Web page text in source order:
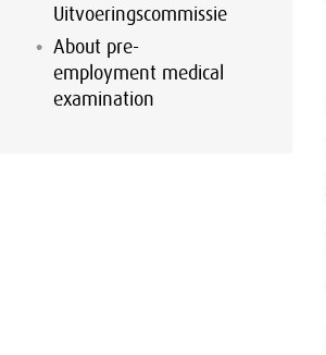
Uitvoeringscommissie
About pre-
employment medical
examination